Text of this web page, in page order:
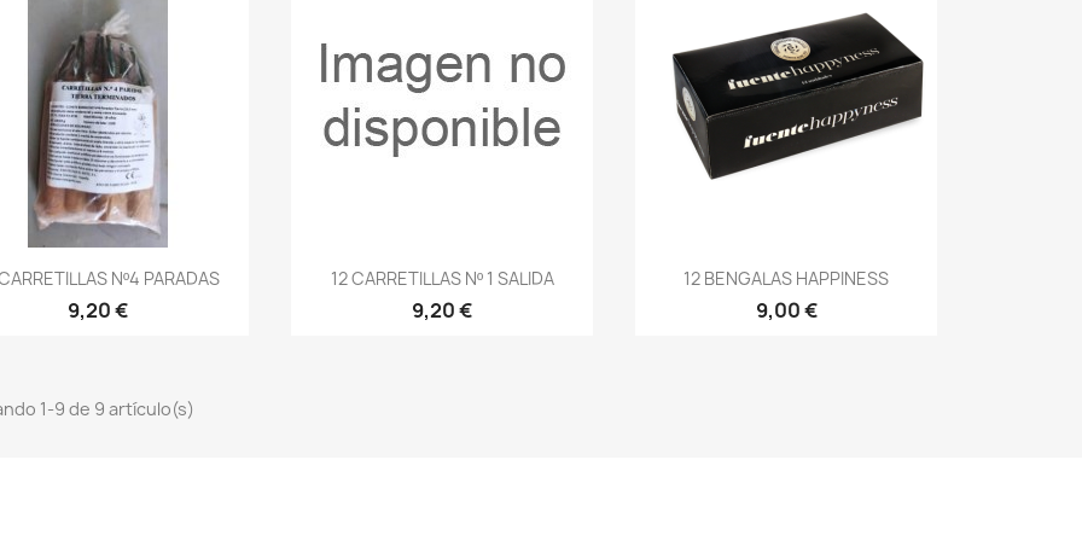
Vista rápida
Nº4 PARADAS
9,20 €
Vista rápida
12 CARRETILLAS Nº 1 SALIDA
9,20 €
Vista rápida
12 BENGALAS HAPPINESS
9,00 €
1-9 de 9 artículo(s)